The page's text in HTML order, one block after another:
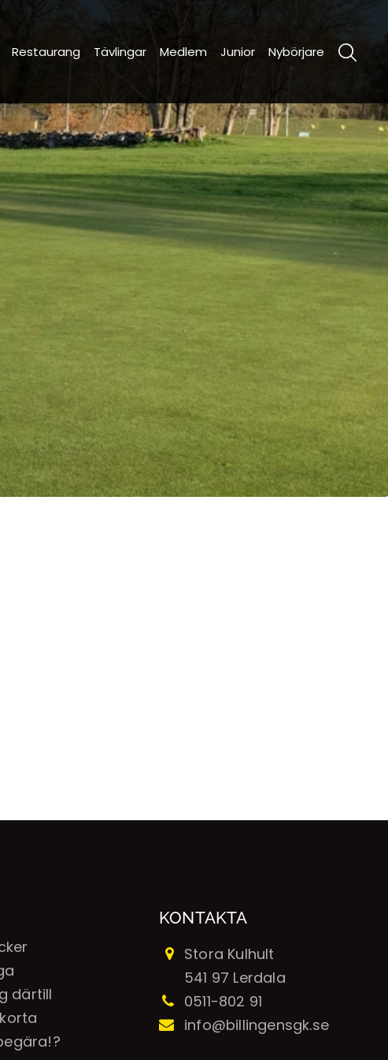
Restaurang Tävlingar Medlem Junior Nybörjare
därtill
KONTAKTA
Stora Kulhult
541 97 Lerdala
0511-802 91
info@billingensgk.se